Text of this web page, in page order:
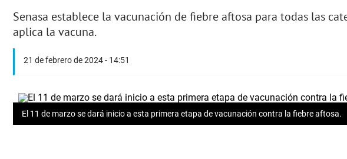
Senasa establece la vacunación de fiebre aftosa para todas las
aplica la vacuna.
21 de febrero de 2024 - 14:51
El 11 de marzo se dará inicio a esta primera etapa de vacunación contra la fiebre aftosa.